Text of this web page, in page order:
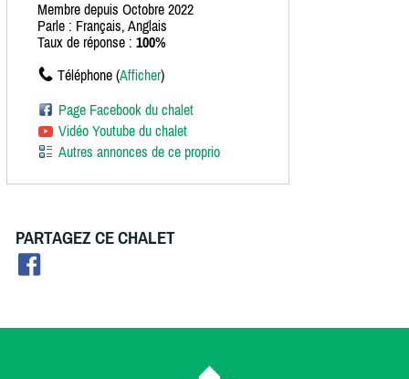
Membre depuis Octobre 2022
Parle : Français, Anglais
Taux de réponse : 100%
Téléphone (Afficher)
Page Facebook du chalet
Vidéo Youtube du chalet
Autres annonces de ce proprio
PARTAGEZ CE CHALET